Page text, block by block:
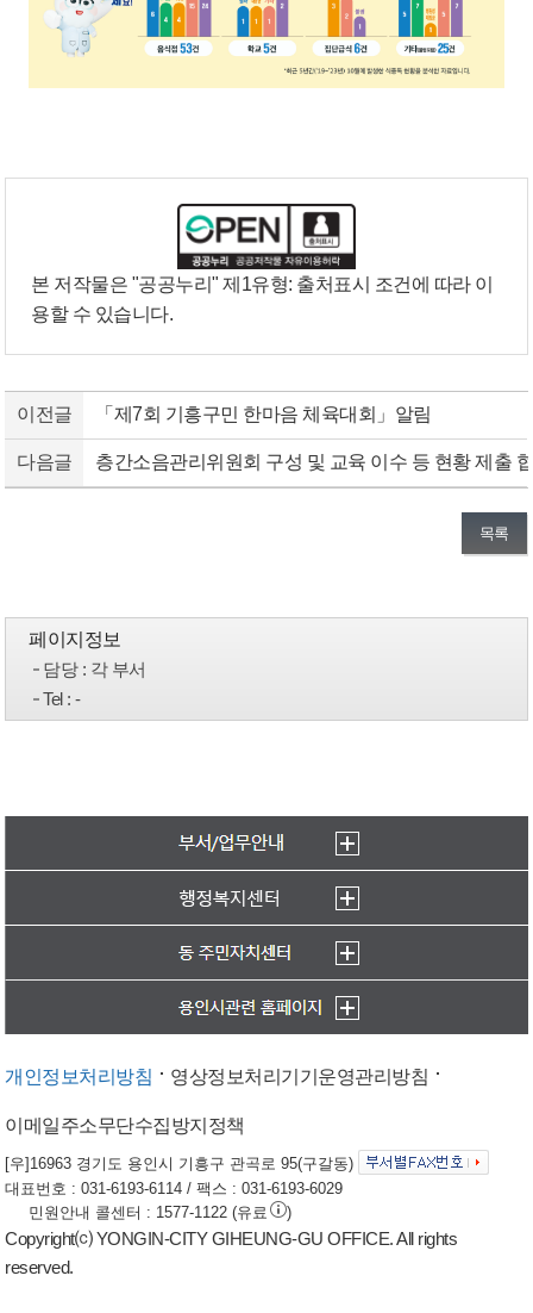
본 저작물은 "공공누리"제1유형: 출처표시 조건에 따라 이
용할 수 있습니다.
이전글 「제7회 기흥구민 한마음 체육대회」알림
다음글 층간소음관리위원회 구성 및 교육 이수 등 현황 제출
목록
페이지정보
담당: 각 부서
Tel: -
개인정보처리방침 영상정보처리기기운영관리방침
이메일주소무단수집방지정책
[우]16963 경기도 용인시 기흥구 관곡로 95(구갈동)
대표번호 : 031-6193-6114 / 팩스 : 031-6193-6029
민원안내 콜센터 : 1577-1122 (유료
)
Copyright⒞ YONGIN-CITY GIHEUNG-GU OFFICE. All rights
reserved.